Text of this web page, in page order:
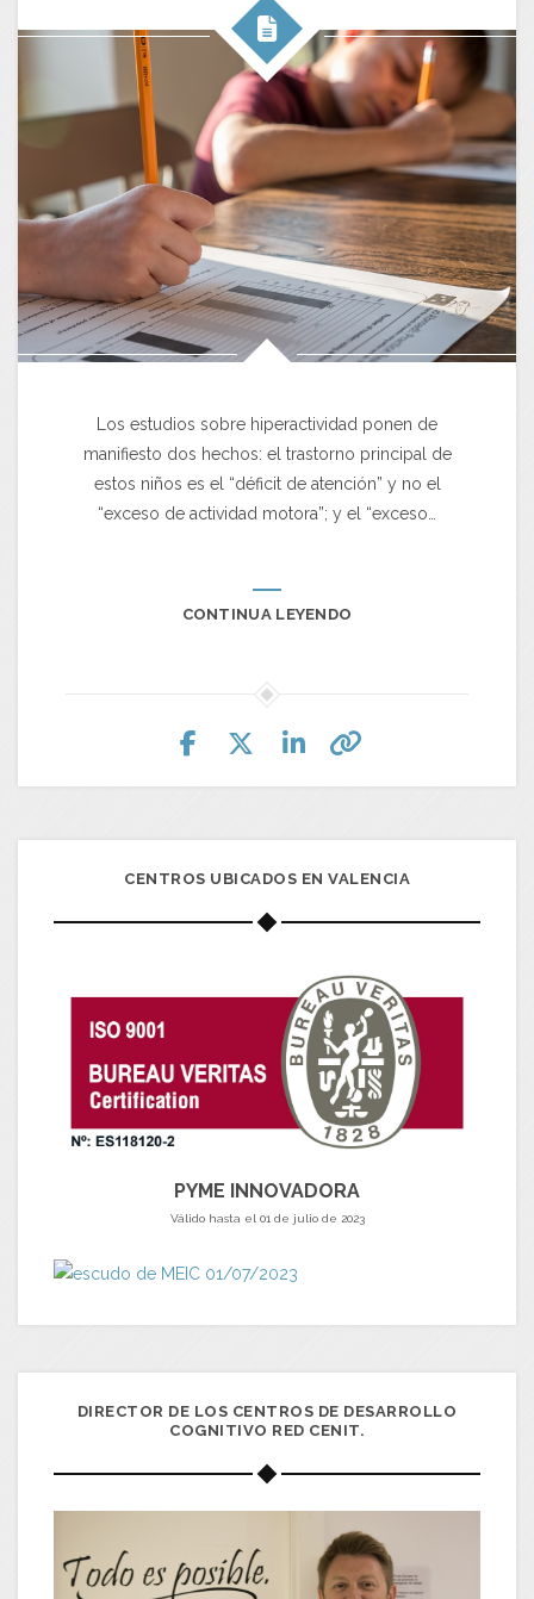
Los estudios sobre hiperactividad ponen de
manifiesto dos hechos: el trastorno principal de
estos niños es el “déficit de atención” y no el
“exceso de actividad motora”; y el “exceso…
CONTINUA LEYENDO
CENTROS UBICADOS EN VALENCIA
PYME INNOVADORA
Válido hasta el 01 de julio de 2023
DIRECTOR DE LOS CENTROS DE DESARROLLO
COGNITIVO RED CENIT.